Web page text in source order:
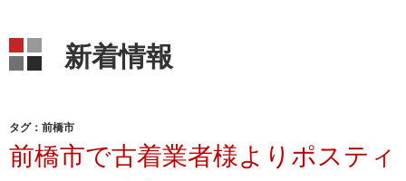
新着情報
タグ：前橋市
前橋市で古着業者様よりポスティ